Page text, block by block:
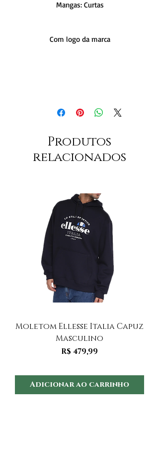
Mangas: Curtas
Com logo da marca
Produtos
relacionados
Moletom Ellesse Italia Capuz
Masculino
Preço
R$ 479,99
Adicionar ao carrinho